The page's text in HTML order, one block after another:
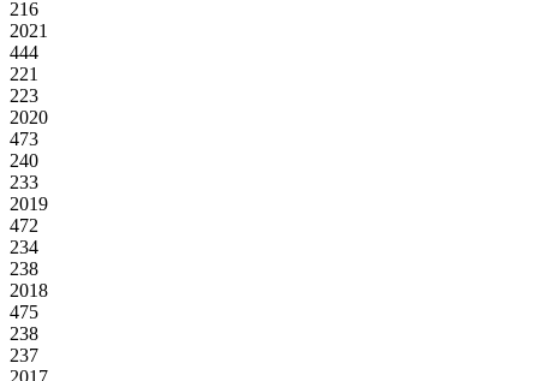
216
2021
444
221
223
2020
473
240
233
2019
472
234
238
2018
475
238
237
2017